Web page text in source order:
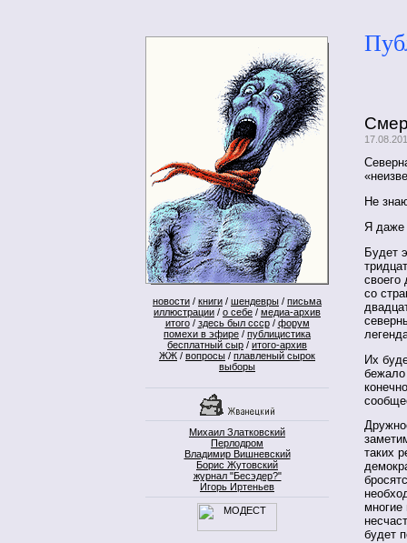
новости / книги / шендевры / письма
иллюстрации / о себе / медиа-архив
итого/ здесь был ссср/ форум
помехи в эфире / публицистика
бесплатный сыр / итого-архив
ЖЖ / вопросы / плавленый сырок
выборы
Михаил Златковский
Перлодром
Владимир Вишневский
Борис Жутовский
журнал "Бесэдер?"
Игорь Иртеньев
Не
Я даже
Будет
своего
со
Их
таких
будет